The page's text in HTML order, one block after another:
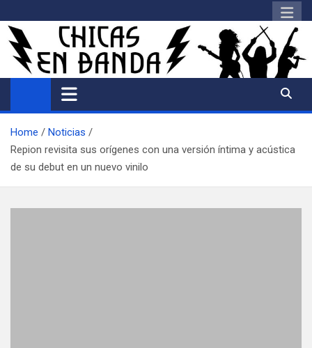
al
contenido
Home
Noticias
Repion revisita sus orígenes con una versión íntima y acústica
de su debut en un nuevo vinilo